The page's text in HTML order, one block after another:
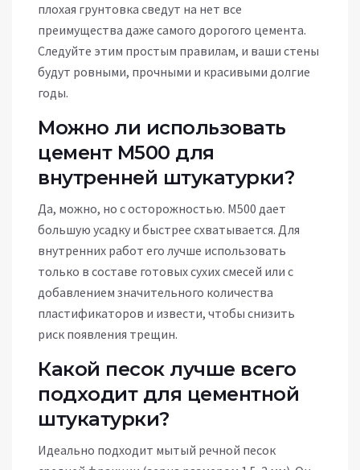
плохая грунтовка сведут на нет все
преимущества даже самого дорогого цемента.
Следуйте этим простым правилам, и ваши стены
будут ровными, прочными и красивыми долгие
годы.
Можно ли использовать
цемент М500 для
внутренней штукатурки?
Да, можно, но с осторожностью. М500 дает
большую усадку и быстрее схватывается. Для
внутренних работ его лучше использовать
только в составе готовых сухих смесей или с
добавлением значительного количества
пластификаторов и извести, чтобы снизить
риск появления трещин.
Какой песок лучше всего
подходит для цементной
штукатурки?
Идеально подходит мытый речной песок